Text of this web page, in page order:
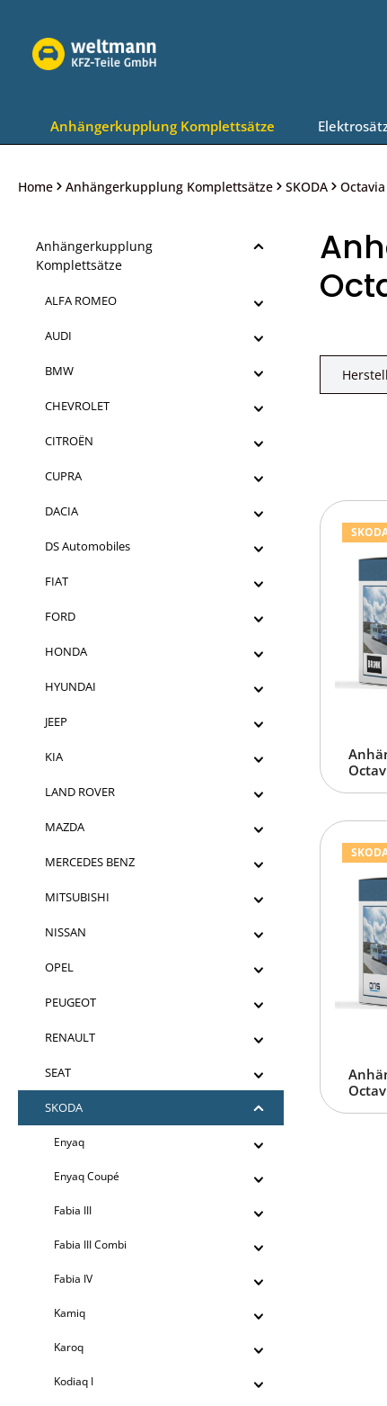
Anhängerkupplung Komplettsätze
Home Anhängerkupplung Komplettsätze SKODA
Anhängerkupplung
Komplettsätze
ALFA ROMEO
AUDI
BMW
CHEVROLET
CITROËN
CUPRA
DACIA
DS Automobiles
FIAT
FORD
HONDA
HYUNDAI
JEEP
KIA
LAND ROVER
MAZDA
MERCEDES BENZ
MITSUBISHI
NISSAN
OPEL
PEUGEOT
RENAULT
SEAT
SKODA
Enyaq
Enyaq Coupé
Fabia III
Fabia III Combi
Fabia IV
Kamiq
Karoq
Kodiaq I